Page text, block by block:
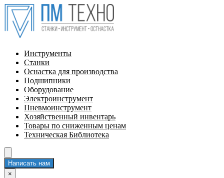
Инструменты
Станки
Оснастка для производства
Подшипники
Оборудование
Электроинструмент
Пневмоинструмент
Хозяйственный инвентарь
Товары по сниженным ценам
Техническая Библиотека
Написать нам
×